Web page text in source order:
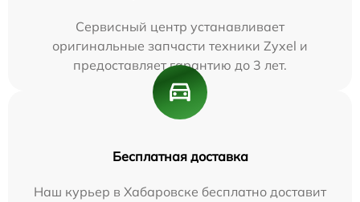
Сервисный центр устанавливает
оригинальные запчасти техники Zyxel и
предоставляет гарантию до 3 лет.
Бесплатная доставка
Наш курьер в Хабаровске бесплатно доставит